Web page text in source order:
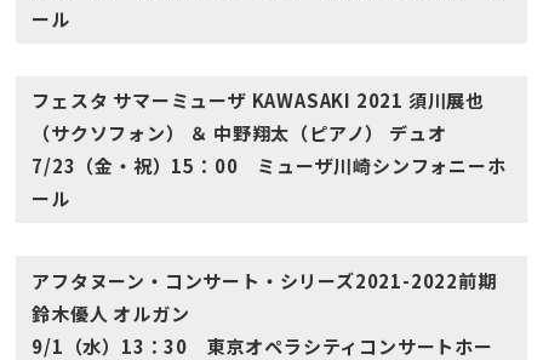
ール
フェスタ サマーミューザ KAWASAKI 2021 須川展也
（サクソフォン） ＆ 中野翔太（ピアノ） デュオ
7/23（金・祝）15：00 ミューザ川崎シンフォニーホ
ール
アフタヌーン・コンサート・シリーズ2021-2022前期
鈴木優人 オルガン
9/1（水）13：30 東京オペラシティコンサートホー